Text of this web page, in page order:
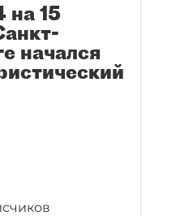
на 15
начался